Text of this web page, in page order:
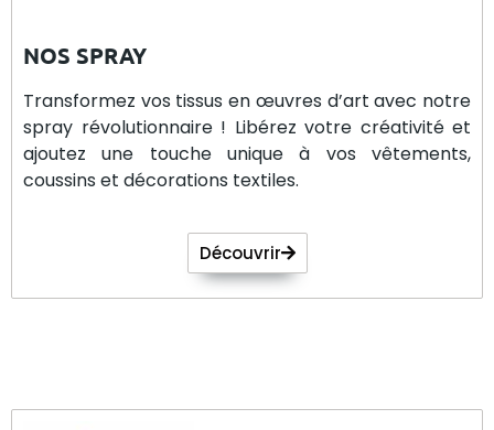
NOS SPRAY
Transformez vos tissus en œuvres d’art avec notre
spray révolutionnaire ! Libérez votre créativité et
ajoutez une touche unique à vos vêtements,
coussins et décorations textiles.
Découvrir